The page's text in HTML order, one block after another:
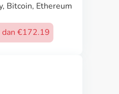
Bitcoin, Ethereum
dan €172.19